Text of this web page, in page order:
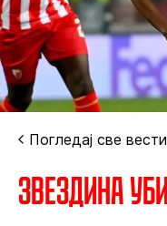
Погледај све вести
Звездина